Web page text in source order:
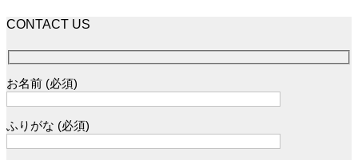
CONTACT US
お名前 (必須)
ふりがな (必須)